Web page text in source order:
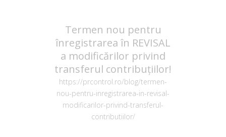
Termen nou pentru
înregistrarea în REVISAL
a modificărilor privind
transferul contribuțiilor!
https://prcontrol.ro/blog/termen-
nou-pentru-inregistrarea-in-revisal-
modificarilor-privind-transferul-
contributiilor/